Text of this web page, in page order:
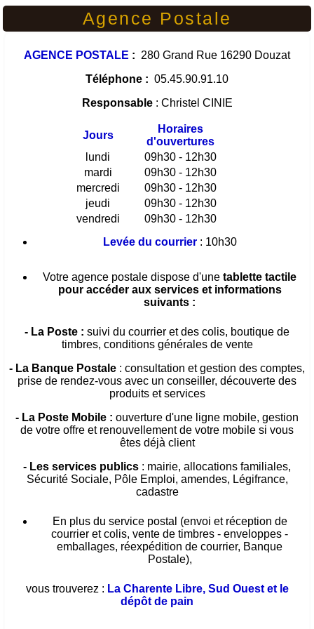
Agence Postale
AGENCE POSTALE : 280 Grand Rue 16290 Douzat
Téléphone : 05.45.90.91.10
Responsable: Christel CINIE
Jours
Horaires
d'ouvertures
lundi
09h30 - 12h30
mardi
09h30 - 12h30
mercredi
09h30 - 12h30
jeudi
09h30 - 12h30
vendredi
09h30 - 12h30
Levée du courrier : 10h30
Votre agence postale dispose d'une tablette tactile
pour accéder aux services et informations
suivants :
- La Poste : suivi du courrier et des colis, boutique de
timbres, conditions générales de vente
- La Banque Postale : consultation et gestion des comptes,
prise de rendez-vous avec un conseiller, découverte des
produits et services
- La Poste Mobile : ouverture d'une ligne mobile, gestion
de votre offre et renouvellement de votre mobile si vous
êtes déjà client
- Les services publics : mairie, allocations familiales,
Sécurité Sociale, Pôle Emploi, amendes, Légifrance,
cadastre
En plus du service postal (envoi et réception de
courrier et colis, vente de timbres - enveloppes -
emballages, réexpédition de courrier, Banque
Postale),
vous trouverez : La Charente Libre, Sud Ouest et le
dépôt de pain